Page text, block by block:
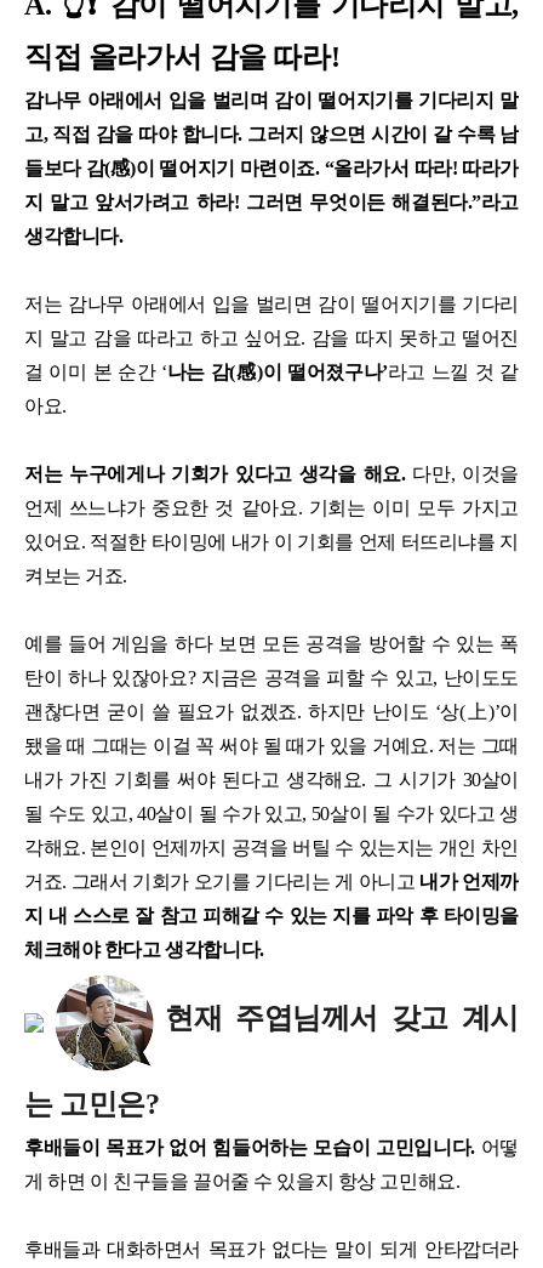
직접 올라가서 감을 따라!
감나무 아래에서 입을 벌리며 감이 떨어지기를 기다리지 말
고, 직접 감을 따야 합니다. 그러지 않으면 시간이 갈 수록 남
들보다 감(感)이 떨어지기 마련이죠. “올라가서 따라! 따라가
지 말고 앞서가려고 하라! 그러면 무엇이든 해결된다.”라고
생각합니다.
저는 감나무 아래에서 입을 벌리면 감이 떨어지기를 기다리
지 말고 감을 따라고 하고 싶어요. 감을 따지 못하고 떨어진
걸 이미 본 순간 ‘나는 감(感)이 떨어졌구나’라고 느낄 것 같
아요.
저는 누구에게나 기회가 있다고 생각을 해요. 다만, 이것을
언제 쓰느냐가 중요한 것 같아요. 기회는 이미 모두 가지고
있어요. 적절한 타이밍에 내가 이 기회를 언제 터뜨리냐를 지
켜보는 거죠.
예를 들어 게임을 하다 보면 모든 공격을 방어할 수 있는 폭
탄이 하나 있잖아요? 지금은 공격을 피할 수 있고, 난이도도
괜찮다면 굳이 쓸 필요가 없겠죠. 하지만 난이도 ‘상(上)’이
됐을 때 그때는 이걸 꼭 써야 될 때가 있을 거예요. 저는 그때
내가 가진 기회를 써야 된다고 생각해요. 그 시기가 30살이
될 수도 있고, 40살이 될 수가 있고, 50살이 될 수가 있다고 생
각해요. 본인이 언제까지 공격을 버틸 수 있는지는 개인 차인
거죠. 그래서 기회가 오기를 기다리는 게 아니고 내가 언제까
지 내 스스로 잘 참고 피해갈 수 있는 지를 파악 후 타이밍을
체크해야 한다고 생각합니다.
현재 주엽님께서 갖고 계시
는 고민은?
후배들이 목표가 없어 힘들어하는 모습이 고민입니다.어떻
게 하면 이 친구들을 끌어줄 수 있을지 항상 고민해요.
후배들과 대화하면서 목표가 없다는 말이 되게 안타깝더라